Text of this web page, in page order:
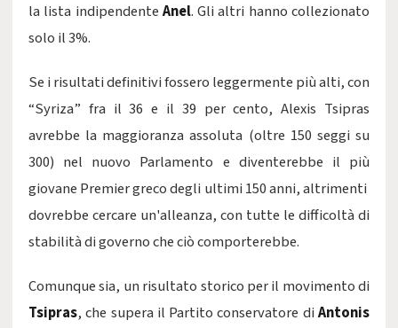
la lista indipendente Anel. Gli altri hanno collezionato
solo il 3%.
Se i risultati definitivi fossero leggermente più alti, con
“Syriza” fra il 36 e il 39 per cento, Alexis Tsipras
avrebbe la maggioranza assoluta (oltre 150 seggi su
300) nel nuovo Parlamento e diventerebbe il più
giovane Premier greco degli ultimi 150 anni, altrimenti
dovrebbe cercare un'alleanza, con tutte le difficoltà di
stabilità di governo che ciò comporterebbe.
Comunque sia, un risultato storico per il movimento di
Tsipras, che supera il Partito conservatore di Antonis